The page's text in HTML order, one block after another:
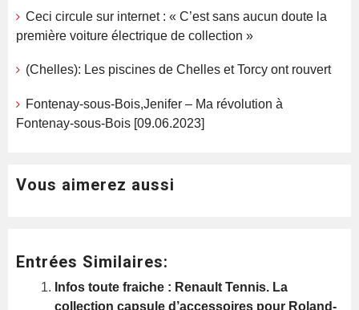
Ceci circule sur internet : « C’est sans aucun doute la
première voiture électrique de collection »
(Chelles): Les piscines de Chelles et Torcy ont rouvert
Fontenay-sous-Bois,Jenifer – Ma révolution à
Fontenay-sous-Bois [09.06.2023]
Vous aimerez aussi
Entrées Similaires:
Infos toute fraiche : Renault Tennis. La
collection capsule d’accessoires pour Roland-